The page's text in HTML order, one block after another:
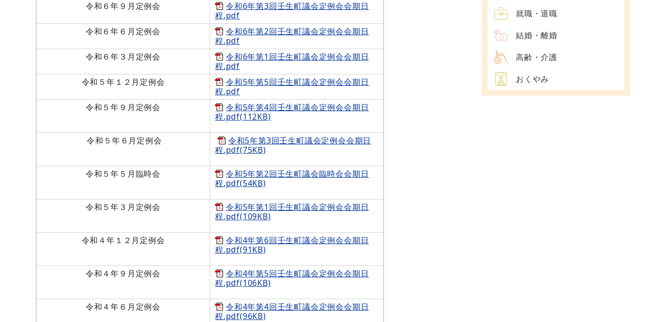
令和６年９月定例会
令和6年第3回壬生町議会定例会会期日
程.pdf
令和６年６月定例会
令和6年第2回壬生町議会定例会会期日
程.pdf
令和６年３月定例会
令和6年第1回壬生町議会定例会会期日
程.pdf
令和５年１２月定例会
令和5年第5回壬生町議会定例会会期日
程.pdf
令和５年９月定例会
令和5年第4回壬生町議会定例会会期日
程.pdf(112KB)
令和５年６月定例会
令和5年第3回壬生町議会定例会会期日
程.pdf(75KB)
令和５年５月臨時会
令和5年第2回壬生町議会臨時会会期日
程.pdf(54KB)
令和５年３月定例会
令和5年第1回壬生町議会定例会会期日
程.pdf(109KB)
令和４年１２月定例会
令和4年第6回壬生町議会定例会会期日
程.pdf(91KB)
令和４年９月定例会
令和4年第5回壬生町議会定例会会期日
程.pdf(106KB)
令和４年６月定例会
令和4年第4回壬生町議会定例会会期日
程.pdf(96KB)
就職・退職
結婚・離婚
高齢・介護
おくやみ